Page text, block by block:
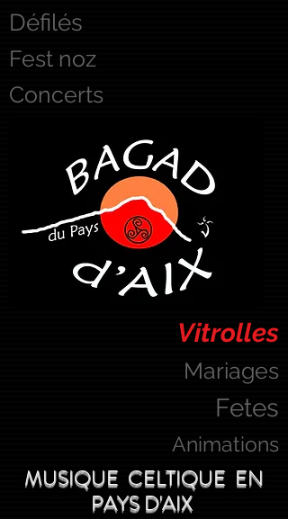
Défilés
Fest noz
Concerts
Vitrolles
Mariages
Fetes
Animations
MUSIQUE CELTIQUE EN
PAYS D'AIX